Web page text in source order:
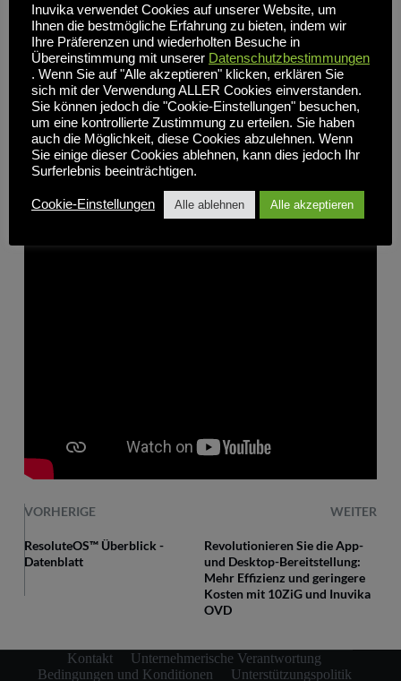
Webinare
VORHERIGE WEITER
ResoluteOS™ Überblick -
Datenblatt
Revolutionieren Sie die App-
und Desktop-Bereitstellung:
Mehr Effizienz und geringere
Kosten mit 10ZiG und Inuvika
OVD
Kontakt
Unternehmerische Verantwortung
Bedingungen und Konditionen
Unterstützungspolitik
Inuvika verwendet Cookies auf unserer Website, um
Ihnen die bestmögliche Erfahrung zu bieten, indem wir
Ihre Präferenzen und wiederholten Besuche in
Übereinstimmung mit unserer Datenschutzbestimmungen
. Wenn Sie auf "Alle akzeptieren" klicken, erklären Sie
sich mit der Verwendung ALLER Cookies einverstanden.
Sie können jedoch die "Cookie-Einstellungen" besuchen,
um eine kontrollierte Zustimmung zu erteilen. Sie haben
auch die Möglichkeit, diese Cookies abzulehnen. Wenn
Sie einige dieser Cookies ablehnen, kann dies jedoch Ihr
Surferlebnis beeinträchtigen.
Cookie-Einstellungen Alle ablehnen Alle akzeptieren